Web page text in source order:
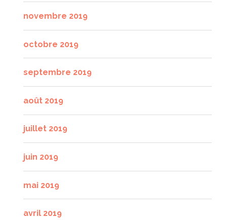
novembre 2019
octobre 2019
septembre 2019
août 2019
juillet 2019
juin 2019
mai 2019
avril 2019